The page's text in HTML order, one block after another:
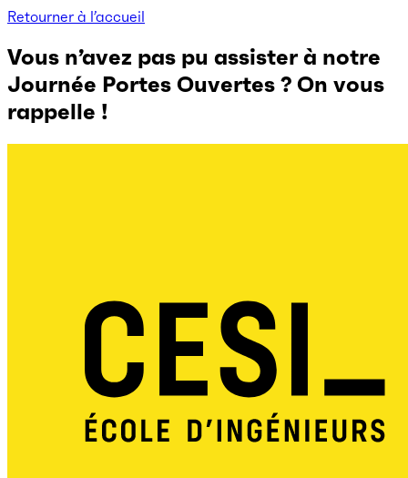
Retourner à l’accueil
Vous n’avez pas pu assister à notre
Journée Portes Ouvertes ? On vous
rappelle !